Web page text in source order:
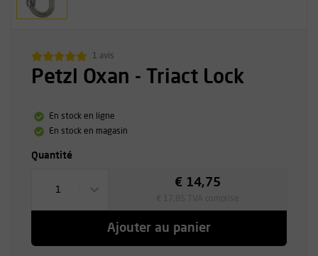
1 avis
Petzl Oxan - Triact Lock
En stock en ligne
En stock en magasin
Quantité
1
€ 14,75
Ajouter au panier